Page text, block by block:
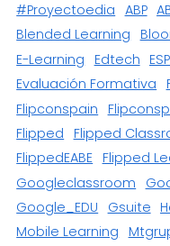
#proyectoedia ABP
Blended Learning
E-Learning
Edtech
Evaluación Formativa
Flipconspain
Flipped
Flipped
FlippedEABE Flipped
Googleclassroom
Google_EDU
Gsuite
Mobile Learning